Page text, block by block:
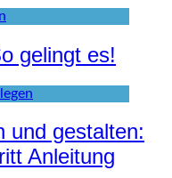
gelingt es!
und gestalten:
Anleitung